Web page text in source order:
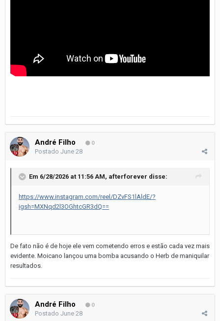
André Filho 0
Postado June 28
Em 6/28/2026 at 11:56 AM, afterforever disse:
https://www.instagram.com/reel/DZvFS1lAldE/?
igsh=MXNqd2l3OGhtcGR3dQ==
De fato não é de hoje ele vem cometendo erros e estão cada vez mais
evidente. Moicano lançou uma bomba acusando o Herb de maniquilar
resultados.
André Filho 0
Postado June 28